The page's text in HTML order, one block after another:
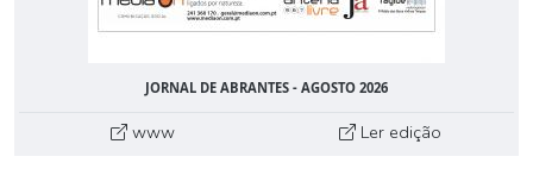
JORNAL DE ABRANTES - AGOSTO 2026
www Ler edição